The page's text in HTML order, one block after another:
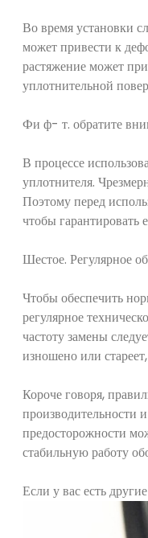
Во время установки
может привести к
растяжение может
уплотнительной
Фи ф- т. обратите
В процессе
уплотнителя.
Поэтому перед
чтобы гарантировать
Шестое. Регулярное
Чтобы обеспечить
регулярное
частоту замены
изношено или
Короче говоря,
производительности
предосторожности
стабильную работу
Если у вас есть